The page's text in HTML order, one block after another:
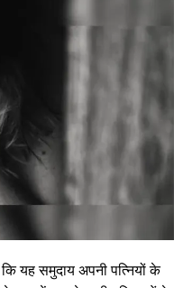
यह समुदाय अपनी पत्नियों के